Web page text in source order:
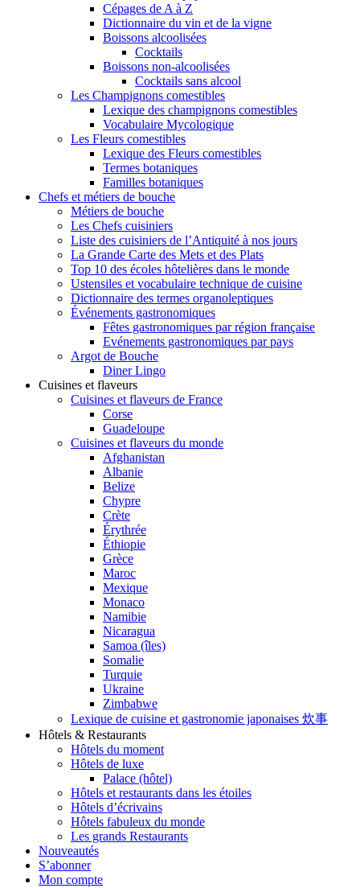
Cépages de A à Z
Dictionnaire du vin et de la vigne
Boissons alcoolisées
Cocktails
Boissons non-alcoolisées
Cocktails sans alcool
Les Champignons comestibles
Lexique des champignons comestibles
Vocabulaire Mycologique
Les Fleurs comestibles
Lexique des Fleurs comestibles
Termes botaniques
Familles botaniques
Chefs et métiers de bouche
Métiers de bouche
Les Chefs cuisiniers
Liste des cuisiniers de l’Antiquité à nos jours
La Grande Carte des Mets et des Plats
Top 10 des écoles hôtelières dans le monde
Ustensiles et vocabulaire technique de cuisine
Dictionnaire des termes organoleptiques
Événements gastronomiques
Fêtes gastronomiques par région française
Evénements gastronomiques par pays
Argot de Bouche
Diner Lingo
Cuisines et flaveurs
Cuisines et flaveurs de France
Corse
Guadeloupe
Cuisines et flaveurs du monde
Afghanistan
Albanie
Belize
Chypre
Crète
Érythrée
Éthiopie
Grèce
Maroc
Mexique
Monaco
Namibie
Nicaragua
Samoa (îles)
Somalie
Turquie
Ukraine
Zimbabwe
Lexique de cuisine et gastronomie japonaises 炊事
Hôtels & Restaurants
Hôtels du moment
Hôtels de luxe
Palace (hôtel)
Hôtels et restaurants dans les étoiles
Hôtels d’écrivains
Hôtels fabuleux du monde
Les grands Restaurants
Nouveautés
S’abonner
Mon compte